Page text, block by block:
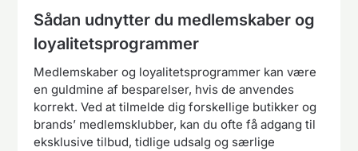
Sådan udnytter du medlemskaber og
loyalitetsprogrammer
Medlemskaber og loyalitetsprogrammer kan være
en guldmine af besparelser, hvis de anvendes
korrekt. Ved at tilmelde dig forskellige butikker og
brands’ medlemsklubber, kan du ofte få adgang til
eksklusive tilbud, tidlige udsalg og særlige